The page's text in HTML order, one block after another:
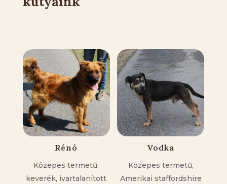
Rénó
Közepes termetű,
keverék, ivartalanított
Vodka
Közepes termetű,
Amerikai staffordshire